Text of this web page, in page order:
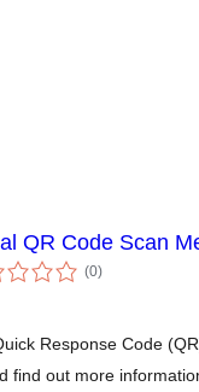
QR Code Scan
(0укупних
оцена
)
Response Code
find out more